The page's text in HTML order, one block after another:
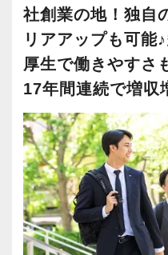
社員の持つ「やる・
大事にしているため
も、スピーディーな
す！
充実した実務重視の
と知識をゼロから身
税務・会計の経験と
アップを目指しませ
【対象業種100種以上
社創業の地！独自
リアアップも可能
厚生で働きやすさ
17年間連続で増収